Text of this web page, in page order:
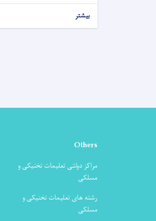
بیشتر
Others
مراکز دولتی تعلیمات تخنیکی و
مسلکی
رشته های تعلیمات تخنیکی و
مسلکی